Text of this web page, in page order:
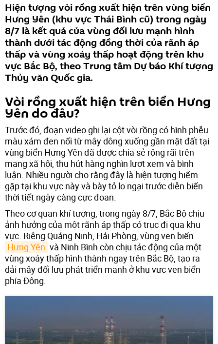
Hiện tượng vòi rồng xuất hiện trên vùng biển
Hưng Yên (khu vực Thái Bình cũ) trong ngày
8/7 là kết quả của vùng đối lưu mạnh hình
thành dưới tác động đồng thời của rãnh áp
thấp và vùng xoáy thấp hoạt động trên khu
vực Bắc Bộ, theo Trung tâm Dự báo Khí tượng
Thủy văn Quốc gia.
Vòi rồng xuất hiện trên biển Hưng
Yên do đâu?
Trước đó, đoạn video ghi lại cột vòi rồng có hình phễu
màu xám đen nối từ mây dông xuống gần mặt đất tại
vùng biển Hưng Yên đã được chia sẻ rộng rãi trên
mạng xã hội, thu hút hàng nghìn lượt xem và bình
luận. Nhiều người cho rằng đây là hiện tượng hiếm
gặp tại khu vực này và bày tỏ lo ngại trước diễn biến
thời tiết ngày càng cực đoan.
Theo cơ quan khí tượng, trong ngày 8/7, Bắc Bộ chịu
ảnh hưởng của một rãnh áp thấp có trục đi qua khu
vực. Riêng Quảng Ninh, Hải Phòng, vùng ven biển
Hưng Yên và Ninh Bình còn chịu tác động của một
vùng xoáy thấp hình thành ngay trên Bắc Bộ, tạo ra
dải mây đối lưu phát triển mạnh ở khu vực ven biển
phía Đông.